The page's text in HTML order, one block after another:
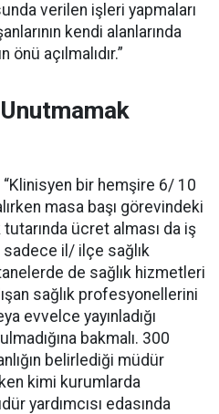
verilen işleri yapmaları
kendi alanlarında
açılmalıdır.”
bir hemşire 6/ 10
masa başı görevindeki
ücret alması da iş
sadece il/ ilçe sağlık
de sağlık hizmetleri
sağlık profesyonellerini
evvelce yayınladığı
bakmalı. 300
belirlediği müdür
kimi kurumlarda
yardımcısı edasında